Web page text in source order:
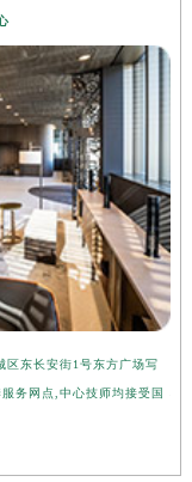
区东长安街1号东方广场写
务网点,中心技师均接受国